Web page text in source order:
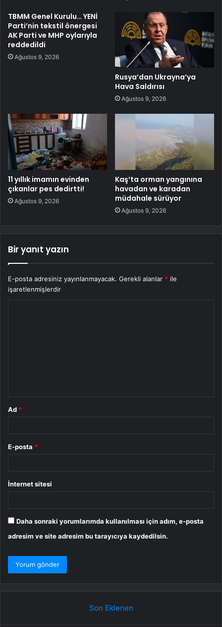
TBMM Genel Kurulu… YENİ
Parti’nin tekstil önergesi
AK Parti ve MHP oylarıyla
reddedildi
Ağustos 9, 2026
Rusya’dan Ukrayna’ya
Hava Saldırısı
Ağustos 9, 2026
11 yıllık imamın evinden
çıkanlar pes dedirtti!
Ağustos 9, 2026
Kaş’ta orman yangınına
havadan ve karadan
müdahale sürüyor
Ağustos 9, 2026
Bir yanıt yazın
E-posta adresiniz yayınlanmayacak. Gerekli alanlar * ile
işaretlenmişlerdir
Ad *
E-posta *
İnternet sitesi
Daha sonraki yorumlarımda kullanılması için adım, e-posta
adresim ve site adresim bu tarayıcıya kaydedilsin.
Son Eklenen